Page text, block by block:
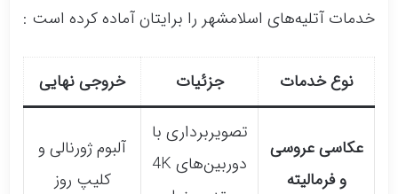
خدمات آتلیه‌های اسلامشهر را برایتان آماده کرده‌ است :
نوع خدمات جزئیات خروجی نهایی
عکاسی عروسی
و فرمالیته
تصویربرداری با
دوربین‌های 4K
آلبوم ژورنالی و
کلیپ روز